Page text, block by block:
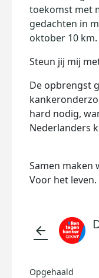
toekomst met
gedachten in
oktober 10 km.
Steun jij mij
De opbrengst
hard nodig,
Nederlanders
Samen maken
Voor het
arrow_back
Opgehaald